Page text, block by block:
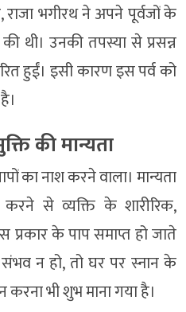
भगीरथ ने अपने पूर्वजों के
थी। उनकी तपस्या से प्रसन्न
हुईं। इसी कारण इस पर्व को
की मान्यता
का नाश करने वाला। मान्यता
से व्यक्ति के शारीरिक,
के पाप समाप्त हो जाते
न हो, तो घर पर स्नान के
भी शुभ माना गया है।